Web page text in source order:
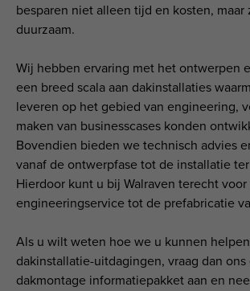
besparen niet alleen tijd en kosten,
duurzaam.
Wij hebben ervaring met het ontwerpen
een breed scala aan dakinstallaties
leveren op het gebied van engineering,
maken van businesscases konden
Bovendien bieden we technisch advies
vanaf de ontwerpfase tot de installatie
Hierdoor kunt u bij Walraven terecht voor
engineeringservice tot de prefabricatie
Als u wilt weten hoe we u kunnen
dakinstallatie-uitdagingen, vraag dan ons
dakmontage informatiepakket aan en